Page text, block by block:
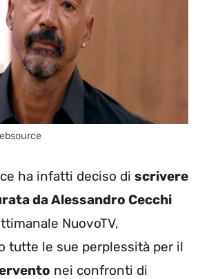
ha infatti deciso di scrivere
da Alessandro Cecchi
NuovoTV,
tutte le sue perplessità per il
nei confronti di